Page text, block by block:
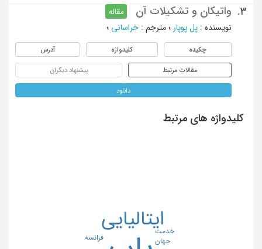
3. واتیکان و تشکیلات آن
مقاله
نویسنده : پل پوپار ؛ مترجم : خراسانی ؛
چکیده کلیدواژه آدرس
مقالات مرتبط پیشنهاد دیگران
دانلود
کلیدواژه های مرتبط
ایتالیایی
جهان
خدمت
فرانسه